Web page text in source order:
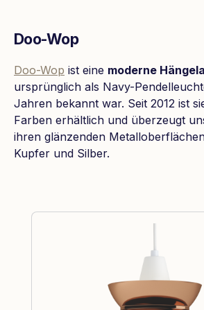
Doo-Wop
Doo-Wop ist eine moderne
ursprünglich als Navy-
Jahren bekannt war. Seit 2012 ist
Farben erhältlich und überzeugt
ihren glänzenden
Kupfer und Silber.
Produktgalerie überspringen